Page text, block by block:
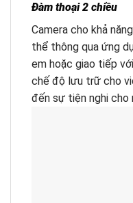
Đàm thoại 2 chiều
Camera cho khả
thể thông qua ứng
em hoặc giao tiếp
chế độ lưu trữ cho
đến sự tiện nghi cho